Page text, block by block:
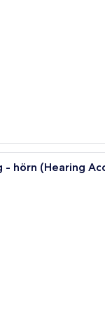
Ett modernt
- hörn (Hearing